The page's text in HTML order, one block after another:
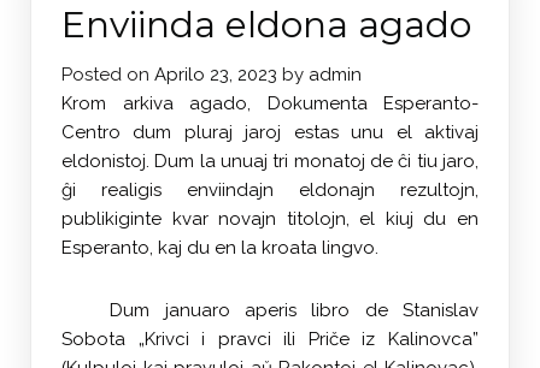
Enviinda eldona agado
Posted on Aprilo 23, 2023 by admin
Krom arkiva agado, Dokumenta Esperanto-
Centro dum pluraj jaroj estas unu el aktivaj
eldonistoj. Dum la unuaj tri monatoj de ĉi tiu jaro,
ĝi realigis enviindajn eldonajn rezultojn,
publikiginte kvar novajn titolojn, el kiuj du en
Esperanto, kaj du en la kroata lingvo.
Dum januaro aperis libro de Stanislav
Sobota „Krivci i pravci ili Priče iz Kalinovca”